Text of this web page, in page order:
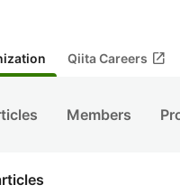
Qiita Careers open_in_new
Members